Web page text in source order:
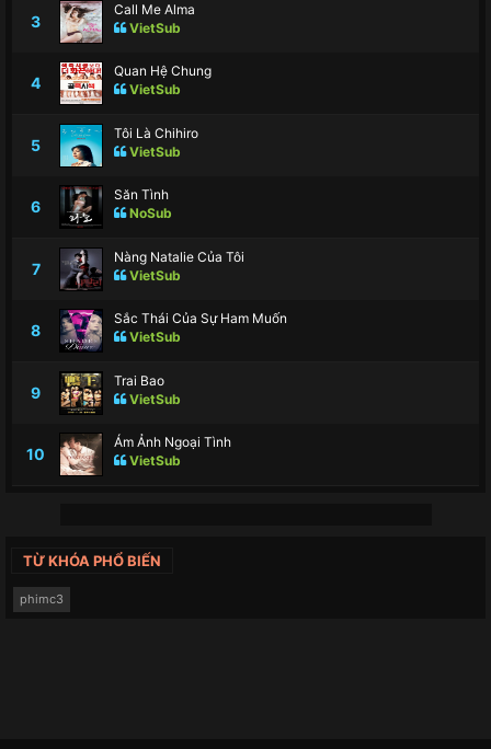
3
Call Me Alma
VietSub
4
Quan Hệ Chung
VietSub
5
Tôi Là Chihiro
VietSub
6
Săn Tình
NoSub
7
Nàng Natalie Của Tôi
VietSub
8
Sắc Thái Của Sự Ham Muốn
VietSub
9
Trai Bao
VietSub
10
Ám Ảnh Ngoại Tình
VietSub
TỪ KHÓA PHỔ BIẾN
phimc3